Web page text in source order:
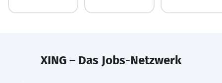
XING – Das Jobs-Netzwerk